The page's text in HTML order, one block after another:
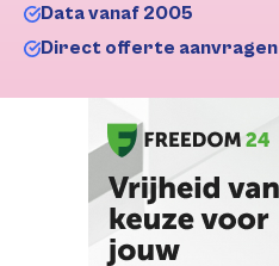
Data vanaf 2005
Direct offerte aanvragen